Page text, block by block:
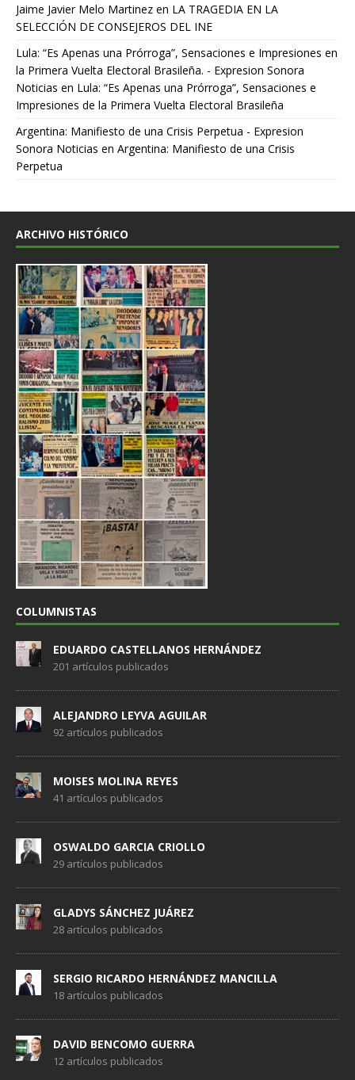
Jaime Javier Melo Martinez en LA TRAGEDIA EN LA
SELECCIÓN DE CONSEJEROS DEL INE
Lula: “Es Apenas una Prórroga”, Sensaciones e Impresiones en
la Primera Vuelta Electoral Brasileña. - Expresion Sonora
Noticias en Lula: “Es Apenas una Prórroga”, Sensaciones e
Impresiones de la Primera Vuelta Electoral Brasileña
Argentina: Manifiesto de una Crisis Perpetua - Expresion
Sonora Noticias en Argentina: Manifiesto de una Crisis
Perpetua
ARCHIVO HISTÓRICO
COLUMNISTAS
EDUARDO CASTELLANOS HERNÁNDEZ
201 artículos publicados
ALEJANDRO LEYVA AGUILAR
92 artículos publicados
MOISES MOLINA REYES
41 artículos publicados
OSWALDO GARCIA CRIOLLO
29 artículos publicados
GLADYS SÁNCHEZ JUÁREZ
28 artículos publicados
SERGIO RICARDO HERNÁNDEZ MANCILLA
18 artículos publicados
DAVID BENCOMO GUERRA
12 artículos publicados